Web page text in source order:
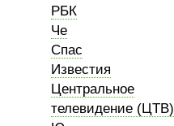
РБК
Че
Спас
Известия
Центральное
телевидение (ЦТВ)